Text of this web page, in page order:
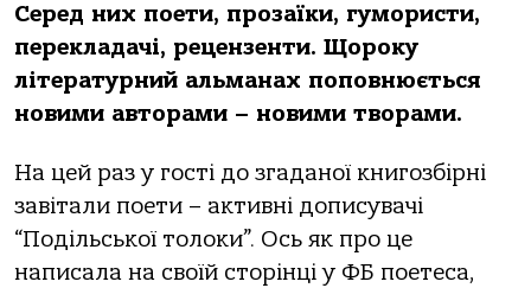
Серед них поети, прозаїки, гумористи,
перекладачі, рецензенти. Щороку
літературний альманах поповнюється
новими авторами – новими творами.
На цей раз у гості до згаданої книгозбірні
завітали поети – активні дописувачі
“Подільської толоки”. Ось як про це
написала на своїй сторінці у ФБ поетеса,